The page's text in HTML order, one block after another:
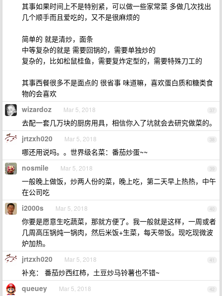
其事如果时间上不是特别紧，可以做一些家常菜 多做几次找出
几个顺手而且爱吃的，又不是很麻烦的
简单的 就是清炒，面条
中等复杂的就是 需要回锅的，需要单独炒的
复杂的，比如松鼠桂鱼，需要复炸定型的，需要特殊刀工的
其事西餐很多不是面点的 很省事 味道嘛，喜欢蛋白质和糖类食
物的会喜欢
37
wizardoz Mar 5, 2018
去配一套几万块的厨房用具，相信你入了坑就会去研究做菜的。
38
jrtzxh020 Mar 5, 2018
哪还用说吗。。世界级名菜：番茄炒蛋~~
39
nosmile Mar 5, 2018
一般晚上做饭，炒两人份的菜，晚上吃，第二天早上热热，中午
在公司吃
40
i2000s Mar 5, 2018
你要是愿意生吃蔬菜，那就方便了。我一般就是这样，一周或者
几周高压锅炖一锅肉，然后米饭+生菜，每天带饭。现吃现微波
炉加热。
41
jrtzxh020 Mar 5, 2018
补充： 番茄炒西红柿，土豆炒马铃薯也不错~
42
queuey Mar 5, 2018